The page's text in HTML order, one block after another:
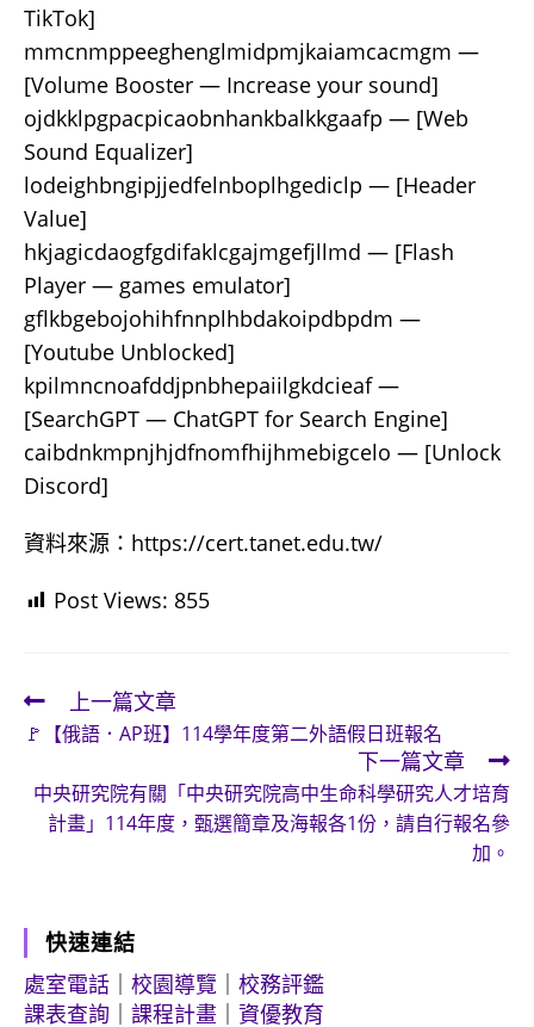
TikTok]
mmcnmppeeghenglmidpmjkaiamcacmgm —
[Volume Booster — Increase your sound]
ojdkklpgpacpicaobnhankbalkkgaafp — [Web
Sound Equalizer]
lodeighbngipjjedfelnboplhgediclp — [Header
Value]
hkjagicdaogfgdifaklcgajmgefjllmd — [Flash
Player — games emulator]
gflkbgebojohihfnnplhbdakoipdbpdm —
[Youtube Unblocked]
kpilmncnoafddjpnbhepaiilgkdcieaf —
[SearchGPT — ChatGPT for Search Engine]
caibdnkmpnjhjdfnomfhijhmebigcelo — [Unlock
Discord]
資料來源：https://cert.tanet.edu.tw/
Post Views: 855
Read
more
articles
上一篇文章
🚩【俄語．AP班】114學年度第二外語假日班報名
下一篇文章
中央研究院有關「中央研究院高中生命科學研究人才培育
計畫」114年度，甄選簡章及海報各1份，請自行報名參
加。
快速連結
處室電話
校園導覽
校務評鑑
課表查詢
課程計畫
資優教育